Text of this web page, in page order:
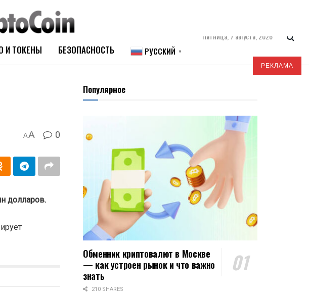
И ТОКЕНЫ БЕЗОПАСНОСТЬ РУССКИЙ ▼
Пятница, 7 августа, 2026
РЕКЛАМА
AA 0
долларов.
Популярное
Обменник криптовалют в Москве
— как устроен рынок и что важно
знать
210 SHARES